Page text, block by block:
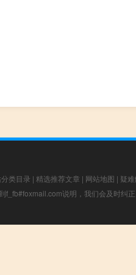
类目录 | 精选推荐文章 | 网站地图 | 疑
f_fb#foxmail.com说明，我们会及时纠